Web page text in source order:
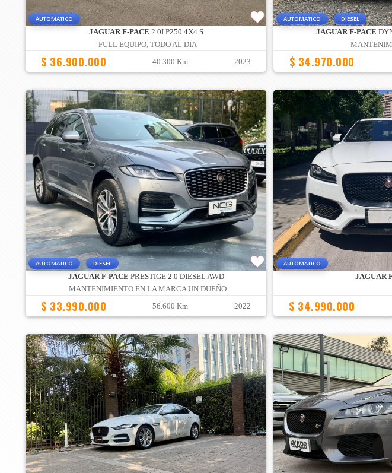
AUTOMATICO
JAGUAR F-PACE 2.0I P250 4X4 S
FULL EQUIPO, TODO AL DIA
$ 36.900.000 40.300 Km 2023
AUTOMATICO DIESEL
JAGUAR F-PACE
$ 34.970.000
AUTOMATICO DIESEL
JAGUAR F-PACE PRESTIGE 2.0 DIESEL AWD
MANTENIMIENTO EN LA MARCA UN DUEÑO
$ 33.990.000 56.600 Km 2022
AUTOMATICO
JAGUAR
$ 34.990.000